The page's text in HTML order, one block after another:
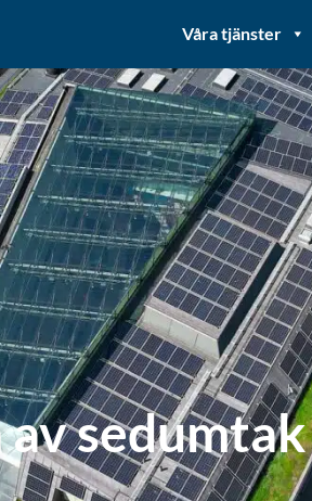
Våra tjänster